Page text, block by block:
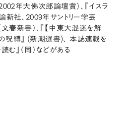
年大佛次郎論壇賞）、『イスラ
新社、2009年サントリー学芸
文春新書）、『【中東大混迷を解
呪縛』 (新潮選書)、 本誌連載を
む』（同）などがある